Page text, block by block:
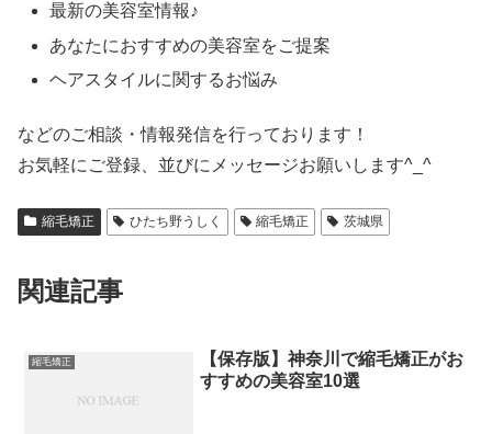
最新の美容室情報♪
あなたにおすすめの美容室をご提案
ヘアスタイルに関するお悩み
などのご相談・情報発信を行っております！
お気軽にご登録、並びにメッセージお願いします^_^
縮毛矯正 ひたち野うしく 縮毛矯正 茨城県
関連記事
縮毛矯正
【保存版】神奈川で縮毛矯正がお
すすめの美容室10選